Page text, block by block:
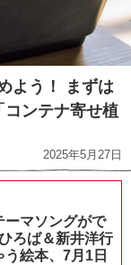
よう！ まずは
コンテナ寄せ植
2025年5月27日
ーマソングがで
ろば＆新井洋行
絵本、7月1日